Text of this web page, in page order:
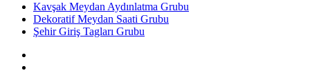
Kavşak Meydan Aydınlatma Grubu
Dekoratif Meydan Saati Grubu
Şehir Giriş Tagları Grubu